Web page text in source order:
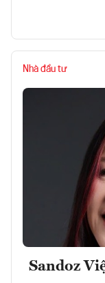
Nhà đầu tư
Sandoz